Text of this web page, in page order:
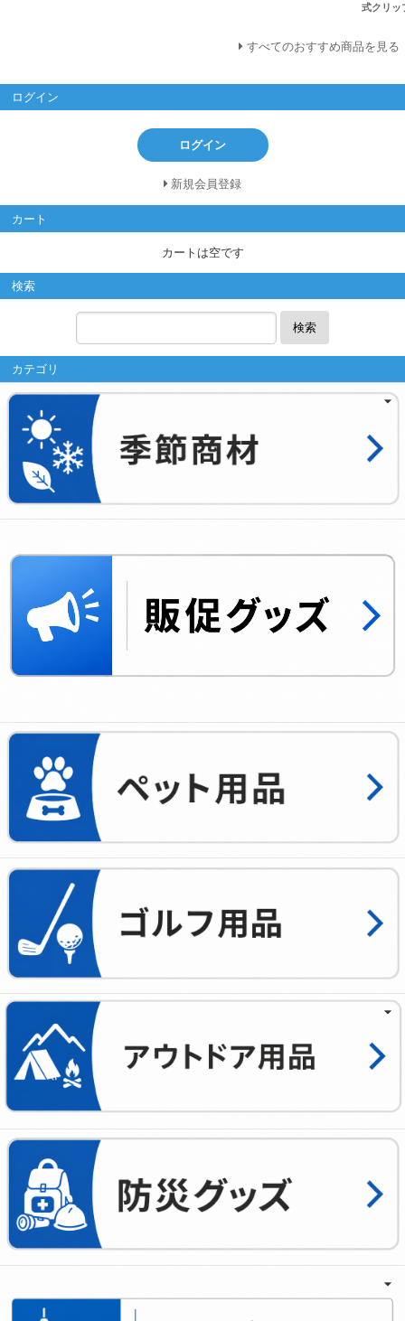
式クリッ
すべてのおすすめ商品を見る
ログイン
ログイン
新規会員登録
カート
カートは空です
検索
検索
カテゴリ